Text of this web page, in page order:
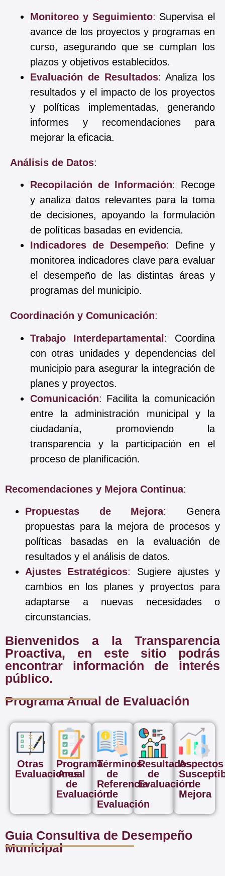
Monitoreo y Seguimiento: Supervisa el
avance de los proyectos y programas en
curso, asegurando que se cumplan los
plazos y objetivos establecidos.
Evaluación de Resultados: Analiza los
resultados y el impacto de los proyectos
y políticas implementadas, generando
informes y recomendaciones para
mejorar la eficacia.
Análisis de Datos:
Recopilación de Información:
Recoge
y analiza datos relevantes para la toma
de decisiones, apoyando la formulación
de políticas basadas en evidencia.
Indicadores de Desempeño: Define y
monitorea indicadores clave para evaluar
el desempeño de las distintas áreas y
programas del municipio.
Coordinación y Comunicación:
Trabajo Interdepartamental: Coordina
con otras unidades y dependencias del
municipio para asegurar la integración de
planes y proyectos.
Comunicación: Facilita la comunicación
entre la administración municipal y la
ciudadanía, promoviendo la
transparencia y la participación en el
proceso de planificación.
Recomendaciones y Mejora Continua:
Propuestas de Mejora:
Genera
propuestas para la mejora de procesos y
políticas basadas en la evaluación de
resultados y el análisis de datos.
Ajustes Estratégicos:
Sugiere ajustes y
cambios en los planes y proyectos para
adaptarse a nuevas necesidades o
circunstancias.
Bienvenidos a la Transparencia
Proactiva, en este sitio podrás
encontrar información de interés
público.
Programa Anual de Evaluación
Otras
Evaluaciones
Programa
Anual
de
Evaluación
Términos
de
Referencia
de
Evaluación
Resultados
de
Evaluación
Aspectos
de
Mejora
Guia Consultiva de Desempeño
Municipal